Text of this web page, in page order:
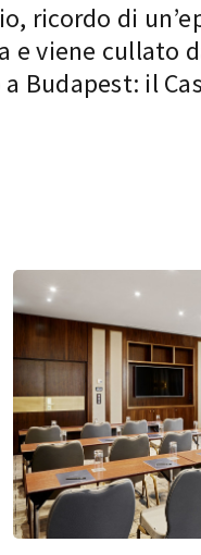
ricordo di
e viene cullato
Budapest: il